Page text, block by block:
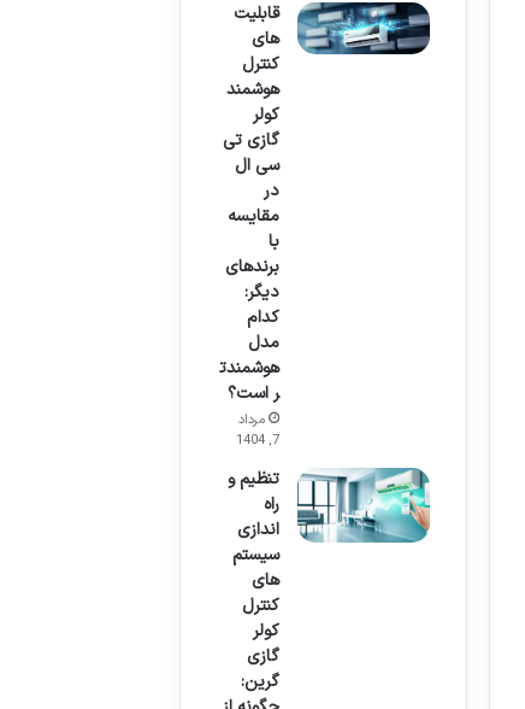
قابلیت
های
کنترل
هوشمند
کولر
گازی تی
سی ال
در
مقایسه
با
برندهای
دیگر:
کدام
مدل
هوشمندت
ر است؟
مرداد
7, 1404
تنظیم و
راه
اندازی
سیستم
های
کنترل
کولر
گازی
گرین: